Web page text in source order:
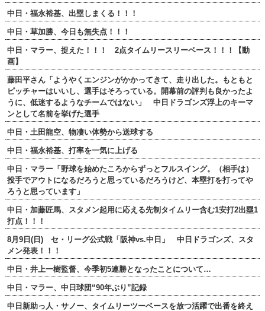
中日・福永裕基、出塁しまくる！！！
中日・草加勝、今日も無失点！！！
中日・マラー、捉えた！！！ 2点タイムリースリーベース！！！【動
画】
藤田平さん「ようやくエンジンがかかってきて、走り出した。もともと
ピッチャーはいいし、選手はそろっている。開幕前の評判も良かったよ
うに、低迷するようなチームではない」 中日ドラゴンズ浮上のキーマ
ンとして名前を挙げた選手
中日・土田龍空、物凄い体勢から送球する
中日・福永裕基、打率を一気に上げる
中日・マラー「野球を始めたころからずっとフルスイング。（相手は）
投手でアウトになるだろうと思っているだろうけど、本塁打を打ってや
ろうと思っています」
中日・加藤匠馬、スタメン起用に応える先制タイムリー含む1安打2出塁1
打点！！！
8月9日(日) セ・リーグ公式戦「阪神vs.中日」 中日ドラゴンズ、スタ
メン発表！！！
中日・井上一樹監督、今季初5連勝となったことについて…
中日・マラー、中日球団“90年ぶり”記録
中日新助っ人・サノー、タイムリーツーベースを放つ活躍で出番を終え